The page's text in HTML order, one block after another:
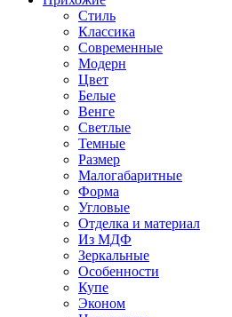
Стиль
Классика
Современные
Модерн
Цвет
Белые
Венге
Светлые
Темные
Размер
Малогабаритные
Форма
Угловые
Отделка и материал
Из МДФ
Зеркальные
Особенности
Купе
Эконом